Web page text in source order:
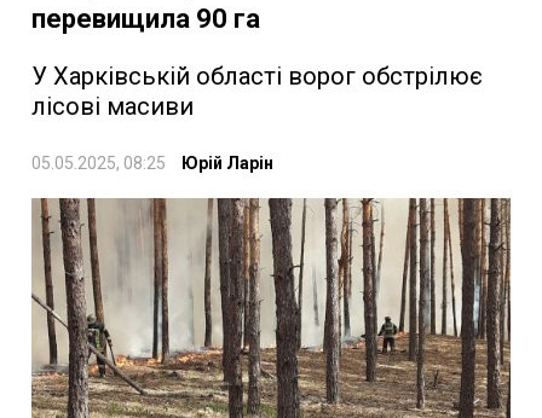
перевищила 90 га
У Харківській області ворог обстрілює
лісові масиви
05.05.2025, 08:25 Юрій Ларін